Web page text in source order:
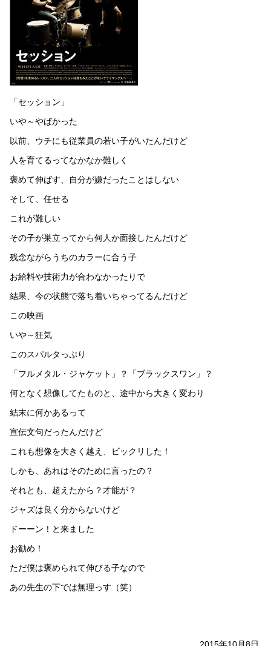
「セッション」
いや～やばかった
以前、ウチにも従業員の若い子がいたんだけど
人を育てるってなかなか難しく
褒めて伸ばす、自分が嫌だったことはしない
そして、任せる
これが難しい
その子が巣立ってから何人か面接したんだけど
残念ながらうちのカラーに合う子
お給料や技術力が合わなかったりで
結果、今の状態で落ち着いちゃってるんだけど
この映画
いや～狂気
このスパルタっぷり
「フルメタル・ジャケット」？「ブラックスワン」？
何となく想像してたものと、途中から大きく変わり
結末に何かあるって
宣伝文句だったんだけど
これも想像を大きく越え、ビックリした！
しかも、あれはそのために言ったの？
それとも、超えたから？才能が？
ジャズは良く分からないけど
ドーーン！と来ました
お勧め！
ただ僕は褒められて伸びる子なので
あの先生の下では無理っす（笑）